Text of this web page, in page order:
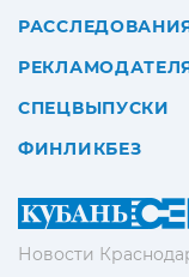
Новости
СПЕЦВЫПУСКИ
ФИНЛИКБЕЗ